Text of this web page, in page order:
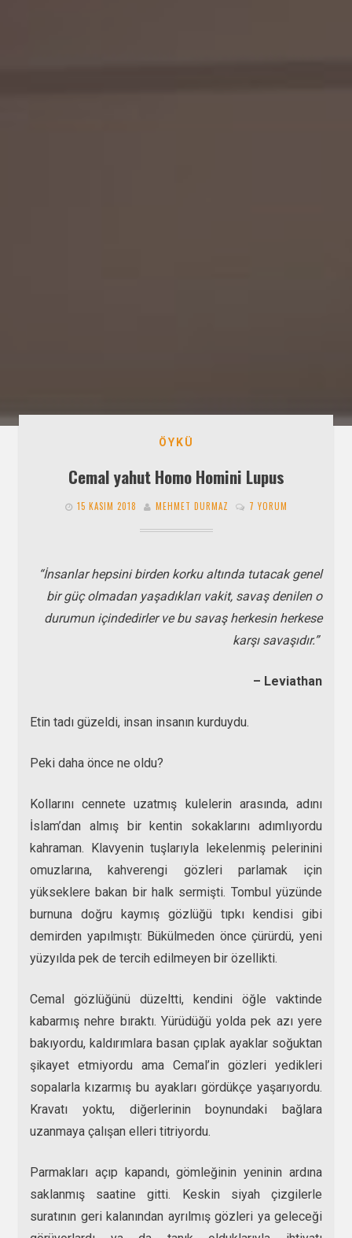
ÖYKÜ
Cemal yahut Homo Homini Lupus
15 KASIM 2018 MEHMET DURMAZ 7 YORUM
“İnsanlar hepsini birden korku altında tutacak genel
bir güç olmadan yaşadıkları vakit, savaş denilen o
durumun içindedirler ve bu savaş herkesin herkese
karşı savaşıdır.”
– Leviathan
Etin tadı güzeldi, insan insanın kurduydu.
Peki daha önce ne oldu?
Kollarını cennete uzatmış kulelerin arasında, adını
İslam’dan almış bir kentin sokaklarını adımlıyordu
kahraman. Klavyenin tuşlarıyla lekelenmiş pelerinini
omuzlarına, kahverengi gözleri parlamak için
yükseklere bakan bir halk sermişti. Tombul yüzünde
burnuna doğru kaymış gözlüğü tıpkı kendisi gibi
demirden yapılmıştı: Bükülmeden önce çürürdü, yeni
yüzyılda pek de tercih edilmeyen bir özellikti.
Cemal gözlüğünü düzeltti, kendini öğle vaktinde
kabarmış nehre bıraktı. Yürüdüğü yolda pek azı yere
bakıyordu, kaldırımlara basan çıplak ayaklar soğuktan
şikayet etmiyordu ama Cemal’in gözleri yedikleri
sopalarla kızarmış bu ayakları gördükçe yaşarıyordu.
Kravatı yoktu, diğerlerinin boynundaki bağlara
uzanmaya çalışan elleri titriyordu.
Parmakları açıp kapandı, gömleğinin yeninin ardına
saklanmış saatine gitti. Keskin siyah çizgilerle
suratının geri kalanından ayrılmış gözleri ya geleceği